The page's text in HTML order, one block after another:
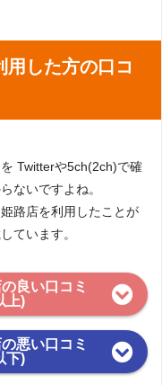
東桜町11-5 竹内ビル5F
用した方の口コ
Twitterや5ch(2ch)で確
ないですよね。
路店を利用したことが
ています。
良い口コミ
上)
悪い口コミ
下)